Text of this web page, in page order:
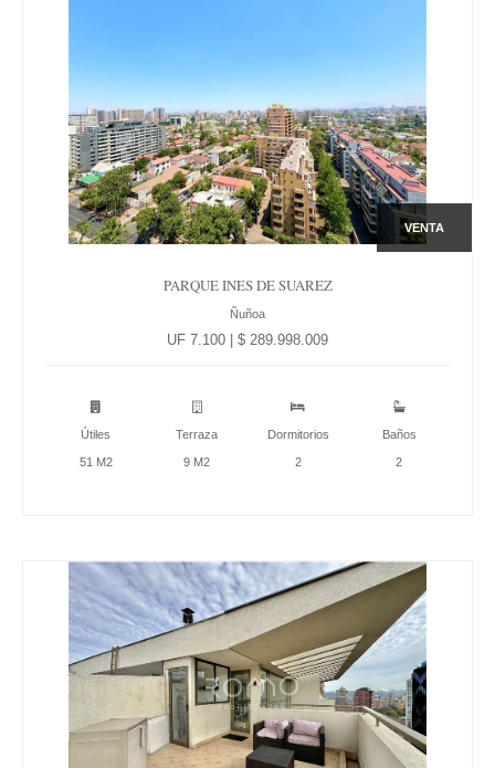
VENTA
PARQUE INES DE SUAREZ
Ñuñoa
UF 7.100 | $ 289.998.009
Útiles
51 M2
Terraza
9 M2
Dormitorios
2
Baños
2